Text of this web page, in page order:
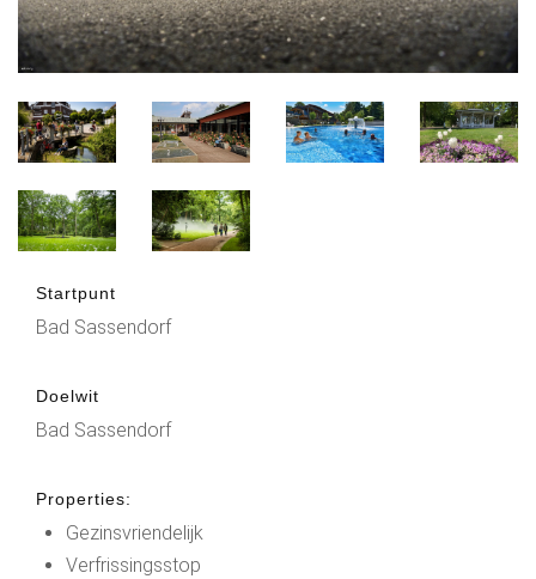
Startpunt
Bad Sassendorf
Doelwit
Bad Sassendorf
Properties:
Gezinsvriendelijk
Verfrissingsstop